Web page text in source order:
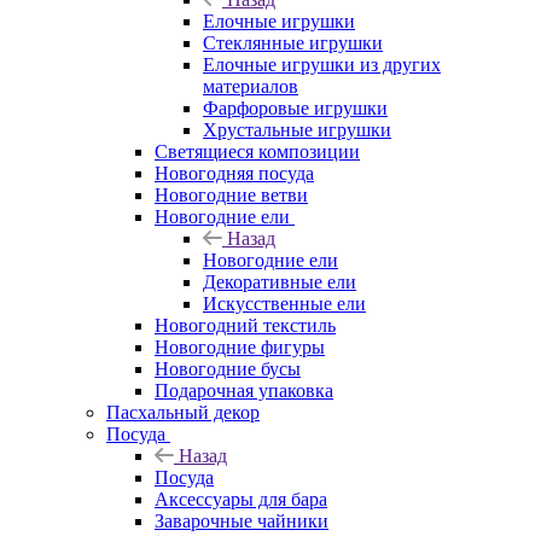
Елочные игрушки
Стеклянные игрушки
Елочные игрушки из других
материалов
Фарфоровые игрушки
Хрустальные игрушки
Светящиеся композиции
Новогодняя посуда
Новогодние ветви
Новогодние ели
Назад
Новогодние ели
Декоративные ели
Искусственные ели
Новогодний текстиль
Новогодние фигуры
Новогодние бусы
Подарочная упаковка
Пасхальный декор
Посуда
Назад
Посуда
Аксессуары для бара
Заварочные чайники